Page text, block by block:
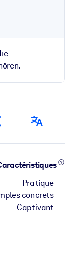
Pratique
concrets
Captivant